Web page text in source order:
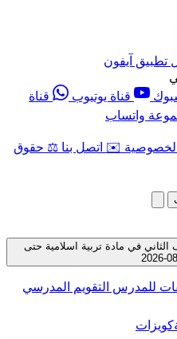
تطبيق آيفون
قناة يوتيوب
قناة
واتساب
✉️ اتصل بنا ⚖️ حقوق
في مادة تربية اسلامية حتى
للمدرس التقويم المدرسي
كويزات